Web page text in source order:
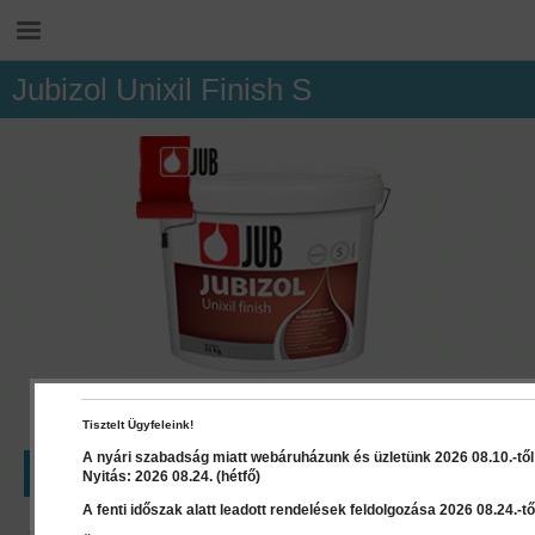
Jubizol Unixil Finish S
LEÍRÁS RÉSZLETEK DOKUMENTUMOK
Tisztelt Ügyfeleink!
A nyári szabadság miatt webáruházunk és üzletünk 2026 08.10.-
Nyitás: 2026 08.24. (hétfő)
A fenti időszak alatt leadott rendelések feldolgozása 2026 08.24.-